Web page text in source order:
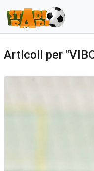
Articoli per